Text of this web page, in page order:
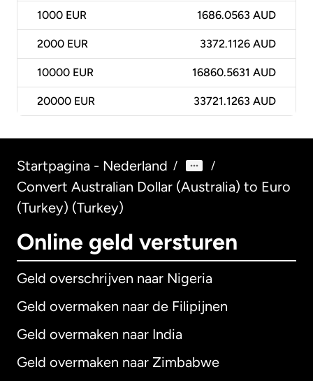
1000 EUR 1686.0563 AUD
2000 EUR 3372.1126 AUD
10000 EUR 16860.5631 AUD
20000 EUR 33721.1263 AUD
Startpagina - Nederland / /
Convert Australian Dollar (Australia) to Euro
(Turkey) (Turkey)
Online geld versturen
Geld overschrijven naar Nigeria
Geld overmaken naar de Filipijnen
Geld overmaken naar India
Geld overmaken naar Zimbabwe